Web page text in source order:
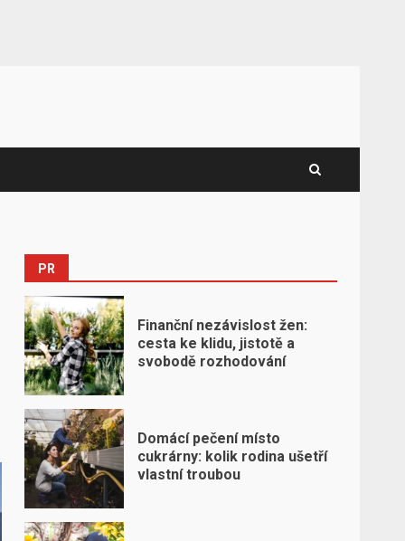
PR
Finanční nezávislost žen:
cesta ke klidu, jistotě a
svobodě rozhodování
Domácí pečení místo
cukrárny: kolik rodina ušetří
vlastní troubou